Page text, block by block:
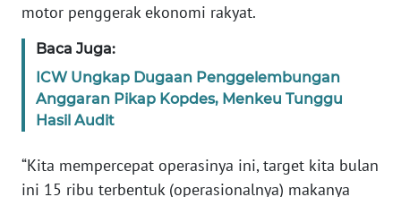
motor penggerak ekonomi rakyat.
Baca Juga:
ICW Ungkap Dugaan Penggelembungan
Anggaran Pikap Kopdes, Menkeu Tunggu
Hasil Audit
“Kita mempercepat operasinya ini, target kita bulan
ini 15 ribu terbentuk (operasionalnya) makanya
INFO
IKLAN
TENTANG
KAMI
MEDIA
SIBER